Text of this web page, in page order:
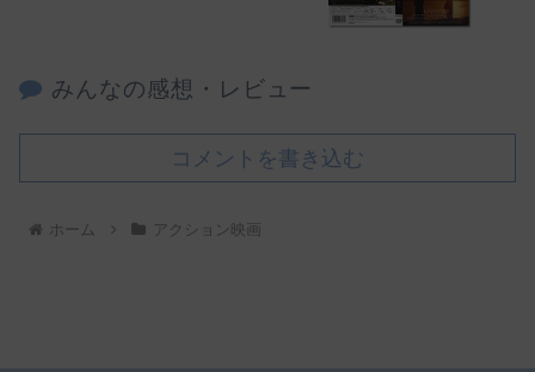
みんなの感想・レビュー
コメントを書き込む
ホーム アクション映画